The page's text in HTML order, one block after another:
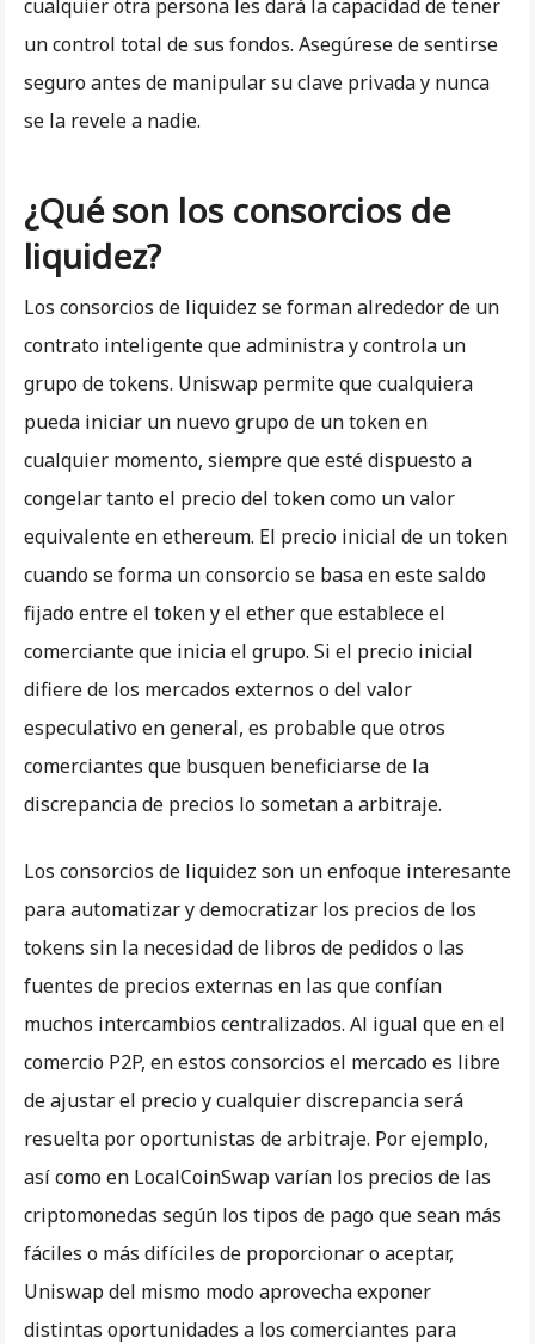
cualquier otra persona les dará la capacidad de tener
un control total de sus fondos. Asegúrese de sentirse
seguro antes de manipular su clave privada y nunca
se la revele a nadie.
¿Qué son los consorcios de
liquidez?
Los consorcios de liquidez se forman alrededor de un
contrato inteligente que administra y controla un
grupo de tokens. Uniswap permite que cualquiera
pueda iniciar un nuevo grupo de un token en
cualquier momento, siempre que esté dispuesto a
congelar tanto el precio del token como un valor
equivalente en ethereum. El precio inicial de un token
cuando se forma un consorcio se basa en este saldo
fijado entre el token y el ether que establece el
comerciante que inicia el grupo. Si el precio inicial
difiere de los mercados externos o del valor
especulativo en general, es probable que otros
comerciantes que busquen beneficiarse de la
discrepancia de precios lo sometan a arbitraje.
Los consorcios de liquidez son un enfoque interesante
para automatizar y democratizar los precios de los
tokens sin la necesidad de libros de pedidos o las
fuentes de precios externas en las que confían
muchos intercambios centralizados. Al igual que en el
comercio P2P, en estos consorcios el mercado es libre
de ajustar el precio y cualquier discrepancia será
resuelta por oportunistas de arbitraje. Por ejemplo,
así como en LocalCoinSwap varían los precios de las
criptomonedas según los tipos de pago que sean más
fáciles o más difíciles de proporcionar o aceptar,
Uniswap del mismo modo aprovecha exponer
distintas oportunidades a los comerciantes para